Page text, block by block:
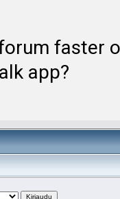
faster
app?